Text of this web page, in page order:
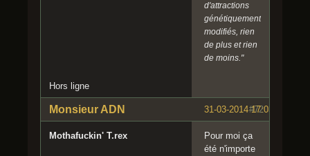
d'attractions
génétiquement
modifiés, rien
de plus et rien
de moins."
Hors ligne
#72
31-03-2014 17:03:50
Monsieur ADN
Mothafuckin' T.rex
Pour moi ça
été n'importe